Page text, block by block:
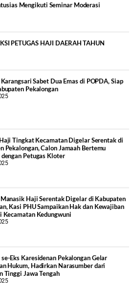
Mengikuti Seminar Moderasi
PETUGAS HAJI DAERAH TAHUN
Sabet Dua Emas di POPDA, Siap
Pekalongan
Tingkat Kecamatan Digelar Serentak di
Pekalongan, Calon Jamaah Bertemu
dengan Petugas Kloter
Haji Serentak Digelar di Kabupaten
Kasi PHU Sampaikan Hak dan Kewajiban
Kecamatan Kedungwuni
se-Eks Karesidenan Pekalongan Gelar
Hukum, Hadirkan Narasumber dari
Tinggi Jawa Tengah